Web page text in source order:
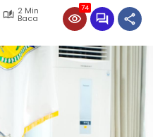
2 Min
Baca
74